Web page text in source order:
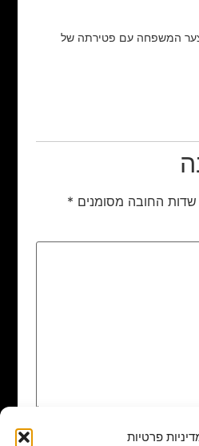
פרטיות
המשפחה עם פטירתה של
שדות החובה מסומנים *